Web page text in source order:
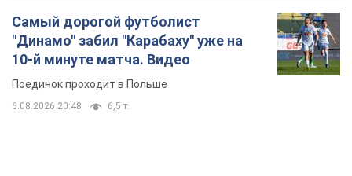
Самый дорогой футболист
"Динамо" забил "Карабаху" уже на
10-й минуте матча. Видео
Поединок проходит в Польше
6.08.2026 20:48 6,5 т.